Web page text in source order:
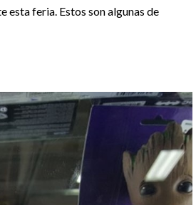
esta feria. Estos son algunas de